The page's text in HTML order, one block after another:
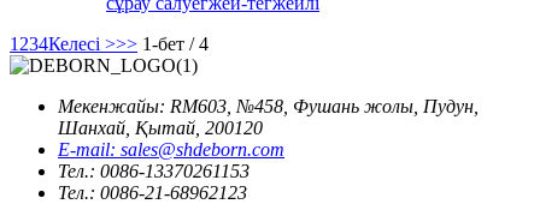
1 234Келесі >>> 1-бет / 4
Мекенжайы: RM603, №458, Фушань жолы, Пудун,
Шанхай, Қытай, 200120
E-mail: sales@shdeborn.com
Тел.: 0086-13370261153
Тел.: 0086-21-68962123